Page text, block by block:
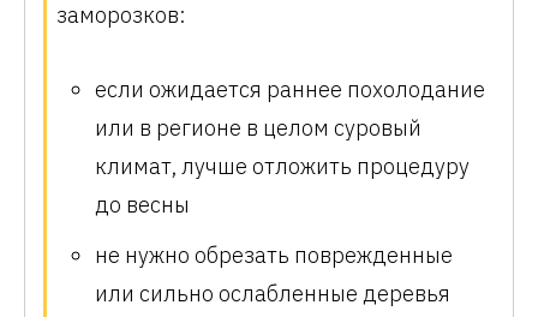
заморозков:
если ожидается раннее похолодание
или в регионе в целом суровый
климат, лучше отложить процедуру
до весны
не нужно обрезать поврежденные
или сильно ослабленные деревья